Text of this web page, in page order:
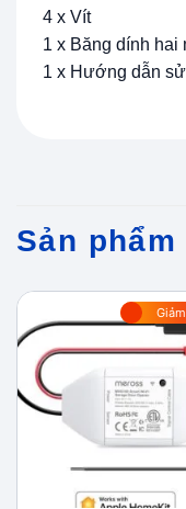
4 x Vít
1 x Băng dính hai
1 x Hướng dẫn
Sản